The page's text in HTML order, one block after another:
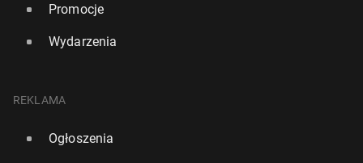
Promocje
Wydarzenia
REKLAMA
Ogłoszenia